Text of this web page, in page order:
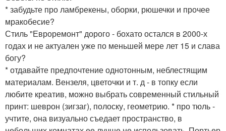
* забудьте про ламбрекены, оборки, рюшечки и прочее
мракобесие?
Стиль "Евроремонт" дорого - бохато остался в 2000-х
годах и не актуален уже по меньшей мере лет 15 и слава
богу?
* отдавайте предпочтение однотонным, неблестящим
материалам. Вензеля, цветочки и т. д - в топку если
любите креатив, можно выбрать современный стильный
принт: шеврон (зигзаг), полоску, геометрию. * про тюль -
учтите, она визуально съедает пространство, в